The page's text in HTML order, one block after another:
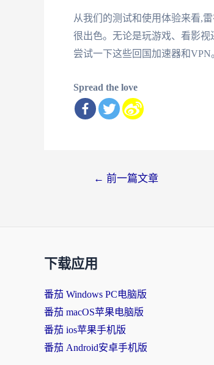
从我们的测试和使用体验来看,
很出色。无论是玩游戏、看影
尝试一下这些回国加速器和
Spread the love
← 前一篇文章
下载应用
番茄 Windows PC电脑版
番茄 macOS苹果电脑版
番茄 ios苹果手机版
番茄 Android安卓手机版